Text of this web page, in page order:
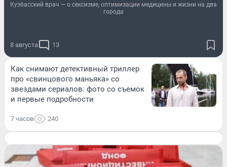
Кузбасский врач — о сексизме, оптимизации медицины и жизни на два
города
8 августа 13
Как снимают детективный триллер
про «свинцового маньяка» со
звездами сериалов: фото со съемок
и первые подробности
7 часов 240